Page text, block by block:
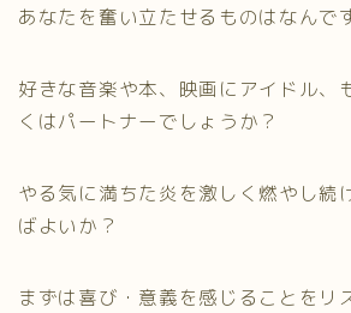
あなたを奮い立たせるものはなんで
好きな音楽や本、映画にアイドル、
くはパートナーでしょうか？
やる気に満ちた炎を激しく燃やし続
ばよいか？
まずは喜び・意義を感じることをリ